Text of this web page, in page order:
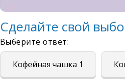
Сделайте свой
Выберите ответ:
Кофейная чашка 1